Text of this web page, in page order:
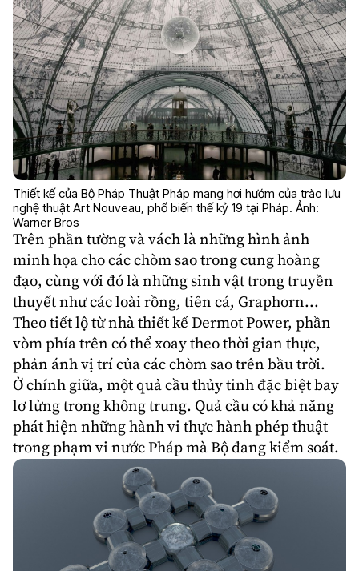
Thiết kế của Bộ Pháp Thuật Pháp mang hơi hướm của trào lưu
nghệ thuật Art Nouveau, phổ biến thế kỷ 19 tại Pháp. Ảnh:
Warner Bros
Trên phần tường và vách là những hình ảnh
minh họa cho các chòm sao trong cung hoàng
đạo, cùng với đó là những sinh vật trong truyền
thuyết như các loài rồng, tiên cá, Graphorn...
Theo tiết lộ từ nhà thiết kế Dermot Power, phần
vòm phía trên có thể xoay theo thời gian thực,
phản ánh vị trí của các chòm sao trên bầu trời.
Ở chính giữa, một quả cầu thủy tinh đặc biệt bay
lơ lửng trong không trung. Quả cầu có khả năng
phát hiện những hành vi thực hành phép thuật
trong phạm vi nước Pháp mà Bộ đang kiểm soát.